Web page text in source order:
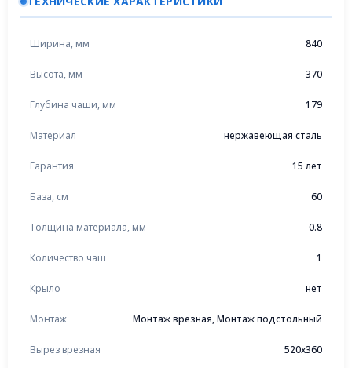
Ширина, мм 840
Высота, мм 370
Глубина чаши, мм 179
Материал нержавеющая сталь
Гарантия 15 лет
База, см 60
Толщина материала, мм 0.8
Количество чаш 1
Крыло нет
Монтаж Монтаж врезная, Монтаж подстольный
Вырез врезная 520x360